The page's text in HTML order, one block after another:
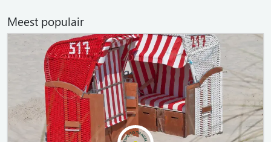
Meest populair